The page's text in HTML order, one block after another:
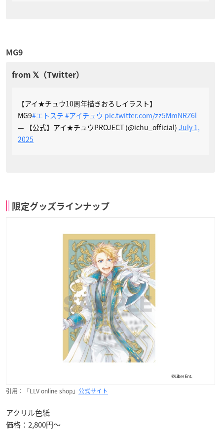
MG9
【アイ★チュウ10周年描きおろしイラスト】
MG9#エトステ #アイチュウ pic.twitter.com/zz5MmNRZ6l
— 【公式】アイ★チュウPROJECT (@ichu_official) July 1,
2025
限定グッズラインナップ
引用：「LLV online shop」 公式サイト
アクリル色紙
価格：2,800円～